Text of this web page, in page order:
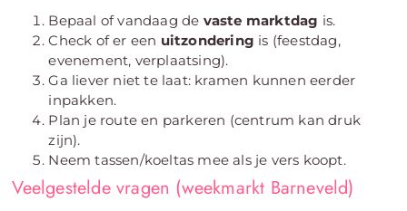
Bepaal of vandaag de vaste marktdag is.
Check of er een uitzondering is (feestdag,
evenement, verplaatsing).
Ga liever niet te laat: kramen kunnen eerder
inpakken.
Plan je route en parkeren (centrum kan druk
zijn).
Neem tassen/koeltas mee als je vers koopt.
Veelgestelde vragen (weekmarkt Barneveld)